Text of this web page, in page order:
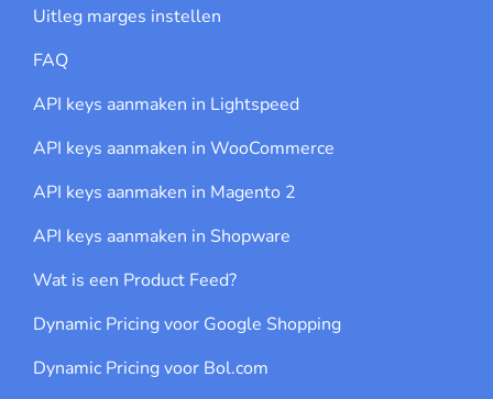
Uitleg marges instellen
FAQ
API keys aanmaken in Lightspeed
API keys aanmaken in WooCommerce
API keys aanmaken in Magento 2
API keys aanmaken in Shopware
Wat is een Product Feed?
Dynamic Pricing voor Google Shopping
Dynamic Pricing voor Bol.com